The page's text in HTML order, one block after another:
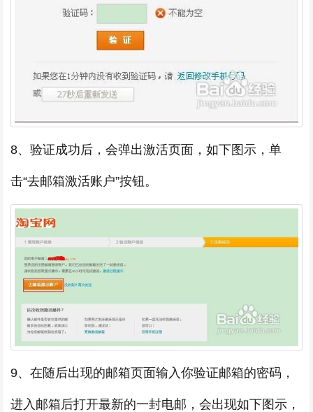
8、验证成功后，会弹出激活页面，如下图示，单
击“去邮箱激活账户”按钮。
9、在随后出现的邮箱页面输入你验证邮箱的密码，
进入邮箱后打开最新的一封电邮，会出现如下图示，